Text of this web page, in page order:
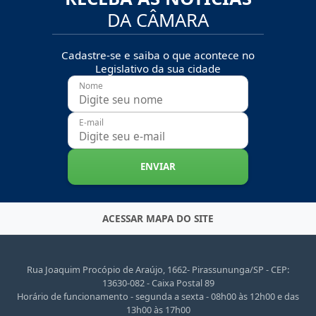
DA CÂMARA
Cadastre-se e saiba o que acontece no
Legislativo da sua cidade
Nome
E-mail
ENVIAR
ACESSAR MAPA DO SITE
Rua Joaquim Procópio de Araújo, 1662- Pirassununga/SP - CEP:
13630-082 - Caixa Postal 89
Horário de funcionamento - segunda a sexta - 08h00 às 12h00 e das
13h00 às 17h00